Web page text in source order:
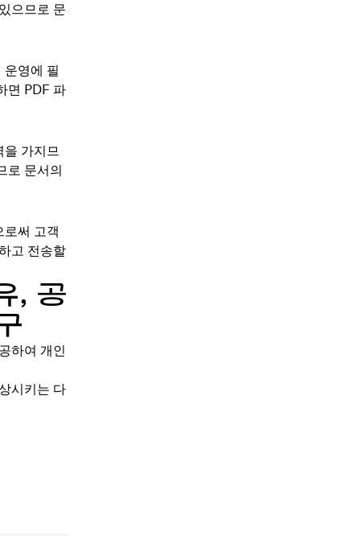
으므로 문
영에 필
면 PDF 파
을 가지므
로 문서의
써 고객
고 전송할
, 공
하여 개인
시키는 다